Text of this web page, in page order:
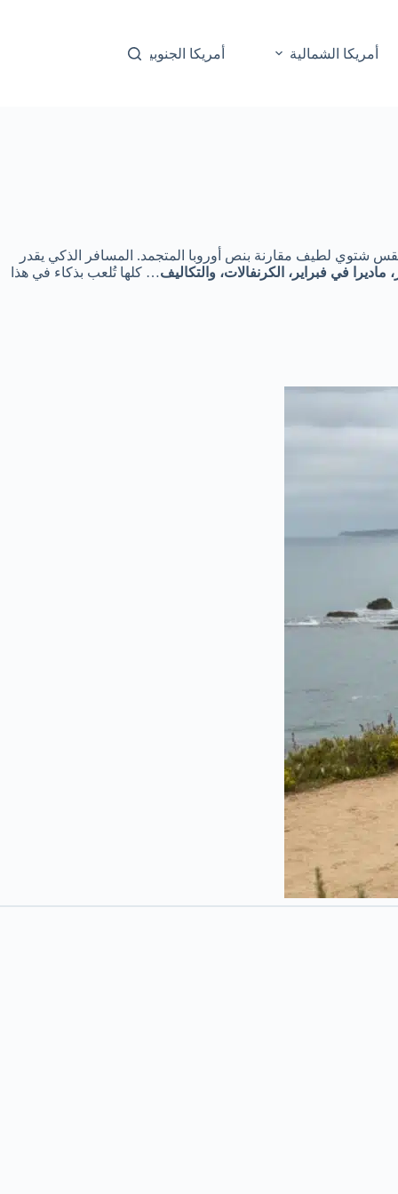
أمريكا الشمالية أمريكا الجنوبية
شتوي لطيف مقارنة بنص أوروبا المتجمد. المسافر الذكي يقدر
في فبراير، الكرنفالات، والتكاليف… كلها تُلعب بذكاء في هذا